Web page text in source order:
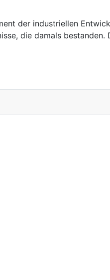
der industriellen
die damals